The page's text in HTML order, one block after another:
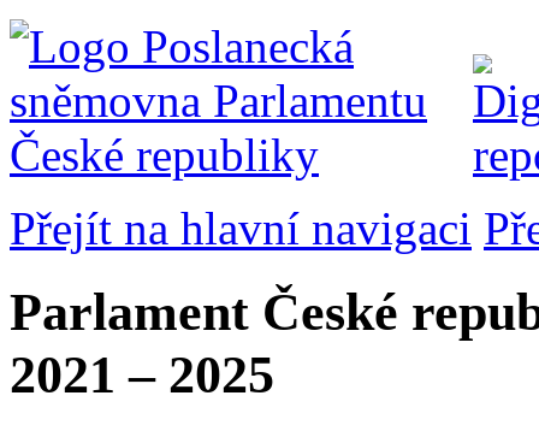
Přejít na hlavní navigaci
Parlament České
2021 – 2025